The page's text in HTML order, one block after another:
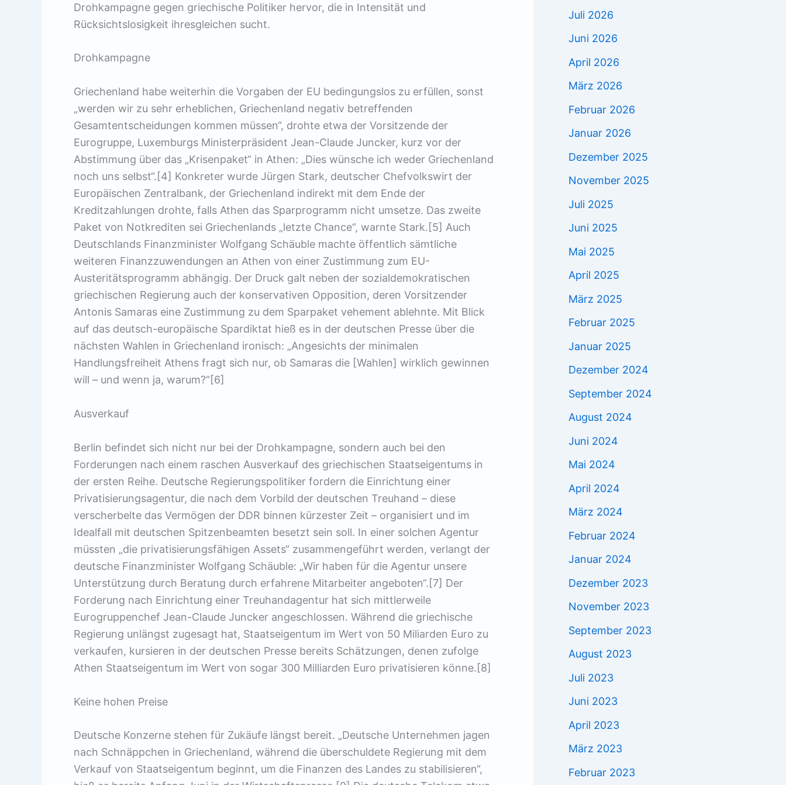
Drohkampagne gegen griechische Politiker hervor, die in Intensität und
Rücksichtslosigkeit ihresgleichen sucht.
Drohkampagne
Griechenland habe weiterhin die Vorgaben der EU bedingungslos zu erfüllen, sonst
„werden wir zu sehr erheblichen, Griechenland negativ betreffenden
Gesamtentscheidungen kommen müssen“, drohte etwa der Vorsitzende der
Eurogruppe, Luxemburgs Ministerpräsident Jean-Claude Juncker, kurz vor der
Abstimmung über das „Krisenpaket“ in Athen: „Dies wünsche ich weder Griechenland
noch uns selbst“.[4] Konkreter wurde Jürgen Stark, deutscher Chefvolkswirt der
Europäischen Zentralbank, der Griechenland indirekt mit dem Ende der
Kreditzahlungen drohte, falls Athen das Sparprogramm nicht umsetze. Das zweite
Paket von Notkrediten sei Griechenlands „letzte Chance“, warnte Stark.[5] Auch
Deutschlands Finanzminister Wolfgang Schäuble machte öffentlich sämtliche
weiteren Finanzzuwendungen an Athen von einer Zustimmung zum EU-
Austeritätsprogramm abhängig. Der Druck galt neben der sozialdemokratischen
griechischen Regierung auch der konservativen Opposition, deren Vorsitzender
Antonis Samaras eine Zustimmung zu dem Sparpaket vehement ablehnte. Mit Blick
auf das deutsch-europäische Spardiktat hieß es in der deutschen Presse über die
nächsten Wahlen in Griechenland ironisch: „Angesichts der minimalen
Handlungsfreiheit Athens fragt sich nur, ob Samaras die [Wahlen] wirklich gewinnen
will – und wenn ja, warum?“[6]
Ausverkauf
Berlin befindet sich nicht nur bei der Drohkampagne, sondern auch bei den
Forderungen nach einem raschen Ausverkauf des griechischen Staatseigentums in
der ersten Reihe. Deutsche Regierungspolitiker fordern die Einrichtung einer
Privatisierungsagentur, die nach dem Vorbild der deutschen Treuhand – diese
verscherbelte das Vermögen der DDR binnen kürzester Zeit – organisiert und im
Idealfall mit deutschen Spitzenbeamten besetzt sein soll. In einer solchen Agentur
müssten „die privatisierungsfähigen Assets“ zusammengeführt werden, verlangt der
deutsche Finanzminister Wolfgang Schäuble: „Wir haben für die Agentur unsere
Unterstützung durch Beratung durch erfahrene Mitarbeiter angeboten“.[7] Der
Forderung nach Einrichtung einer Treuhandagentur hat sich mittlerweile
Eurogruppenchef Jean-Claude Juncker angeschlossen. Während die griechische
Regierung unlängst zugesagt hat, Staatseigentum im Wert von 50 Miliarden Euro zu
verkaufen, kursieren in der deutschen Presse bereits Schätzungen, denen zufolge
Athen Staatseigentum im Wert von sogar 300 Milliarden Euro privatisieren könne.[8]
Keine hohen Preise
Deutsche Konzerne stehen für Zukäufe längst bereit. „Deutsche Unternehmen jagen
nach Schnäppchen in Griechenland, während die überschuldete Regierung mit dem
Verkauf von Staatseigentum beginnt, um die Finanzen des Landes zu stabilisieren“,
Juli 2026
Juni 2026
April 2026
März 2026
Februar 2026
Januar 2026
Dezember 2025
November 2025
Juli 2025
Juni 2025
Mai 2025
April 2025
März 2025
Februar 2025
Januar 2025
Dezember 2024
September 2024
August 2024
Juni 2024
Mai 2024
April 2024
März 2024
Februar 2024
Januar 2024
Dezember 2023
November 2023
September 2023
August 2023
Juli 2023
Juni 2023
April 2023
März 2023
Februar 2023